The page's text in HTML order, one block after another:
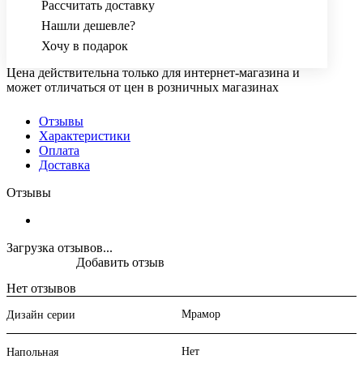
Рассчитать доставку
Нашли дешевле?
Хочу в подарок
Цена действительна только для интернет-магазина и
может отличаться от цен в розничных магазинах
Отзывы
Характеристики
Оплата
Доставка
Отзывы
Загрузка отзывов...
Нет отзывов
Добавить отзыв
Дизайн серии Мрамор
Напольная Нет